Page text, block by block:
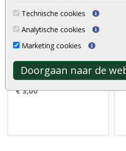
Technische cookies
Analytische cookies
Marketing cookies
Doorgaan naar de
6 x 50 cm
Vlonderpaal hardhout 6 x 6 x
50 cm worden, zoals de
naam al ..
€ 3,00